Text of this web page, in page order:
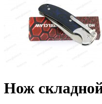
Нож